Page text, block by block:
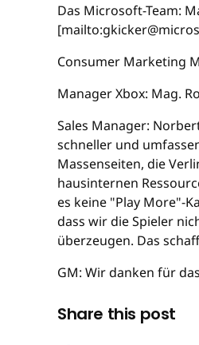
Das Microsoft-Team:
Consumer Marketing
Manager Xbox: Mag.
Sales Manager:
schneller und
Massenseiten, die
hausinternen
es keine "Play More"-
dass wir die Spieler
überzeugen. Das
GM: Wir danken für
Share this post